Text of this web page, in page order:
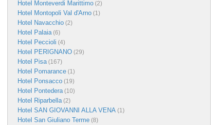
Hotel Monteverdi Marittimo (2)
Hotel Montopoli Val d'Arno (1)
Hotel Navacchio (2)
Hotel Palaia(6)
Hotel Peccioli (4)
Hotel PERIGNANO (29)
Hotel Pisa(167)
Hotel Pomarance (1)
Hotel Ponsacco (19)
Hotel Pontedera(10)
Hotel Riparbella(2)
Hotel SAN GIOVANNI ALLA VENA (1)
Hotel San Giuliano Terme (8)